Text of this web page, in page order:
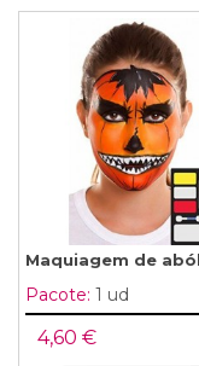
Maquiagem de
Pacote: 1 ud
4,60 €